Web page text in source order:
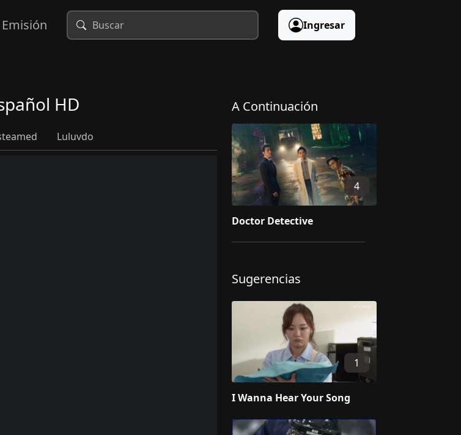
Emisión Ingresar
HD
Luluvdo
A Continuación
4
Doctor Detective
Sugerencias
1
I Wanna Hear Your Song